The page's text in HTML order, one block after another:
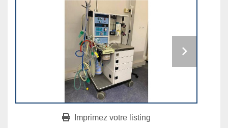
Imprimez votre listing